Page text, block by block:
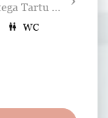
Tartu
wc WC